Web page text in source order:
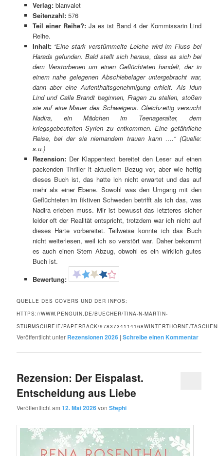
Verlag:blanvalet
Seitenzahl: 576
Teil einer Reihe?: Ja es ist Band 4 der Kommissarin Lind
Reihe.
Inhalt: “Eine stark verstümmelte Leiche wird im Fluss bei
Harads gefunden. Bald stellt sich heraus, dass es sich bei
dem Verstorbenen um einen Geflüchteten handelt, der in
einem nahe gelegenen Abschiebelager untergebracht war,
dann aber eine Aufenthaltsgenehmigung erhielt. Als Idun
Lind und Calle Brandt beginnen, Fragen zu stellen, stoßen
sie auf eine Mauer des Schweigens. Gleichzeitig versucht
Nadira, ein Mädchen im Teenageralter, dem
kriegsgebeutelten Syrien zu entkommen. Eine gefährliche
Reise, bei der sie niemandem trauen kann ….“ (Quelle:
s.u.)
Rezension: Der Klappentext bereitet den Leser auf einen
packenden Thriller it aktuellem Bezug vor, aber wie heftig
dieses Buch ist, das hatte ich nicht erwartet und das auf
mehr als einer Ebene. Sowohl was den Umgang mit den
Geflüchteten im fiktiven Schweden betrifft als ich das, was
Nadira erleben muss. Mir ist bewusst das letzteres sicher
leider oft der Realität entspricht, trotzdem war ich nicht auf
dieses Härte vorbereitet. Teilweise konnte ich das Buch
nicht weiterlesen, weil ich so verstört war. Daher bekommt
es auch einen Stern Abzug, obwohl es ein wirklich gutes
Buch ist.
Bewertung:
QUELLE DES COVERS UND DER INFOS:
HTTPS://WWW.PENGUIN.DE/BUECHER/TINA-N-MARTIN-
STURMSCHREIE/PAPERBACK/9783734114168WINTERTHORNE/
Veröffentlicht unter Rezensionen 2026 |Schreibe einen Kommentar
Rezension: Der Eispalast.
Entscheidung aus Liebe
Veröffentlicht am12. Mai 2026vonStephi